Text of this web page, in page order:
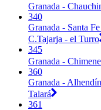
Granada -
340
Granada - Santa
C.Tajarja - el Turro
345
Granada -
360
Granada -
Talará
361